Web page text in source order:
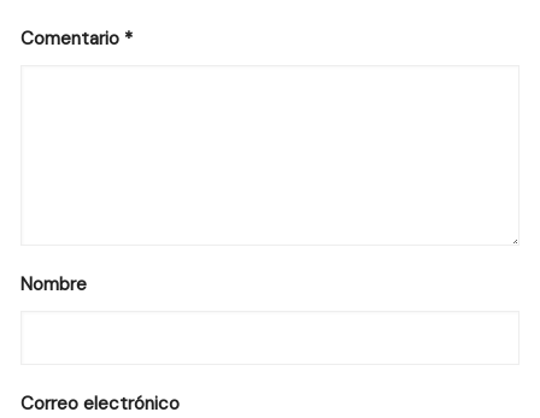
Comentario *
Nombre
Correo electrónico